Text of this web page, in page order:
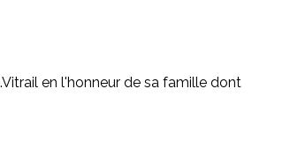
en l'honneur de sa famille dont